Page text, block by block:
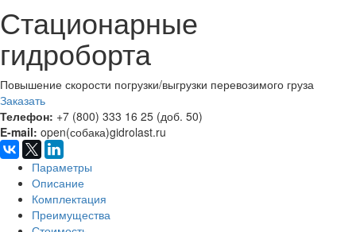
Стационарные
гидроборта
Повышение скорости погрузки/выгрузки перевозимого груза
Заказать
Телефон: +7 (800) 333 16 25 (доб. 50)
E-mail: open(собака)gidrolast.ru
Параметры
Описание
Комплектация
Преимущества